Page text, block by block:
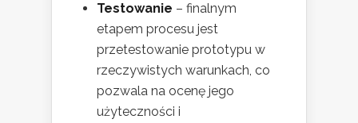
Testowanie – finalnym
etapem procesu jest
przetestowanie prototypu w
rzeczywistych warunkach, co
pozwala na ocenę jego
użyteczności i